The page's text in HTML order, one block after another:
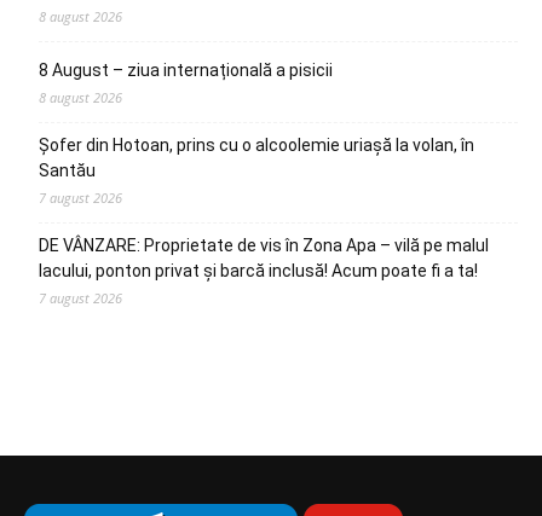
8 august 2026
8 August – ziua internațională a pisicii
8 august 2026
Șofer din Hotoan, prins cu o alcoolemie uriașă la volan, în
Santău
7 august 2026
DE VÂNZARE: Proprietate de vis în Zona Apa – vilă pe malul
lacului, ponton privat și barcă inclusă! Acum poate fi a ta!
7 august 2026